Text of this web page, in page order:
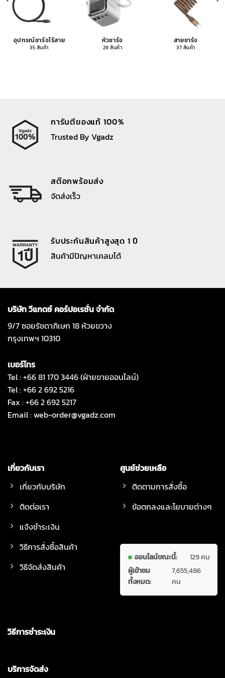
อุปกรณ์ชาร์จไร้สาย
35 สินค้า
หัวชาร์จ
29 สินค้า
สายชาร์จ
37 สินค้า
การันตีของแท้ 100%
Trusted By Vgadz
สต๊อกพร้อมส่ง
จัดส่งเร็ว
รับประกันสินค้าสูงสุด 1 ปี
สินค้ามีปัญหาเคลมได้
บริษัท วีแกดซ์ คอร์ปอเรชั่น จำกัด
9/7 ซอยรัชดาภิเษก 18 ห้วยขวาง
กรุงเทพฯ 10310
เบอร์โทร
Tel : +66 81 170 3446 (ฝ่ายขายออนไลน์)
Tel : +66 2 692 5216
Fax : +66 2 692 5217
Email :web-order@vgadz.com
เกี่ยวกับเรา
เกี่ยวกับบริษัท
ติดต่อเรา
แจ้งชำระเงิน
วิธีการสั่งซื้อสินค้า
วิธีจัดส่งสินค้า
ศูนย์ช่วยเหลือ
ติดตามการสั่งซื้อ
ข้อตกลงและโยบายต่างๆ
ออนไลน์ขณะนี้:
129 คน
ผู้เข้าชม
ทั้งหมด:
7,655,486
คน
วิธีการชำระเงิน
บริการจัดส่ง